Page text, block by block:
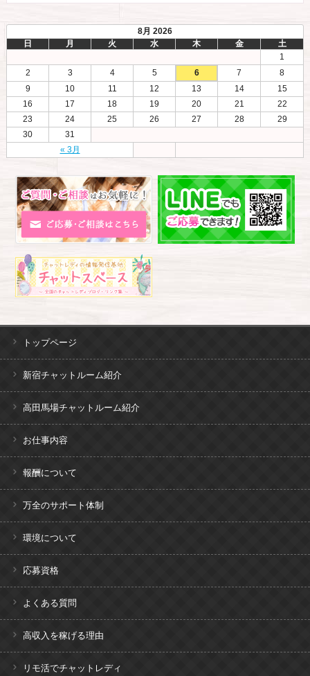
8月 2026
日
月 火 水 木 金 土
« 3月
1
2
3 4 5 6 7
8
9
10 11 12 13 14
15
16
17 18 19 20 21
22
23
24 25 26 27 28
29
30
31
トップページ
新宿チャットルーム紹介
高田馬場チャットルーム紹介
お仕事内容
報酬について
万全のサポート体制
環境について
応募資格
よくある質問
高収入を稼げる理由
リモ活でチャットレディ